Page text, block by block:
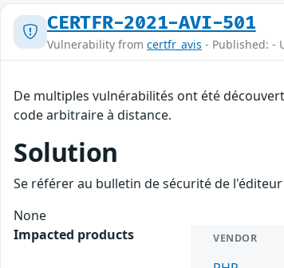
CERTFR-2021-AVI-501
Vulnerability from certfr_avis - Published: -
De multiples vulnérabilités ont été
code arbitraire à distance.
Solution
Se référer au bulletin de sécurité de
None
Impacted products
VENDOR